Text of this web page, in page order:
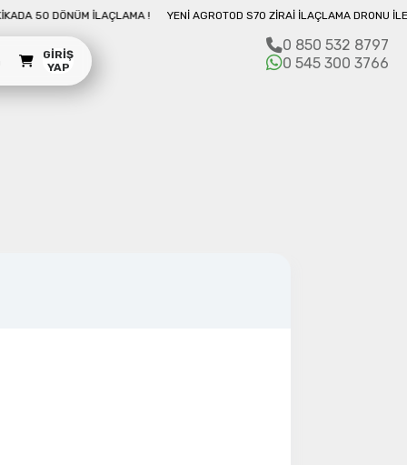
İLAÇLAMA ! YENI AGROTOD S70 ZIRAI İLAÇLAMA DRONU İLE 10
GIRIŞ
YAP
0 850 532 8797
0 545 300 3766